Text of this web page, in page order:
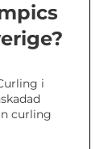
i
curling